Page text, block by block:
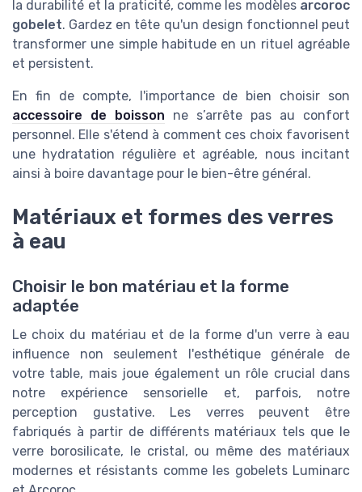
la durabilité et la praticité, comme les modèles arcoroc
gobelet. Gardez en tête qu'un design fonctionnel peut
transformer une simple habitude en un rituel agréable
et persistent.
En fin de compte, l'importance de bien choisir son
accessoire de boisson ne s’arrête pas au confort
personnel. Elle s'étend à comment ces choix favorisent
une hydratation régulière et agréable, nous incitant
ainsi à boire davantage pour le bien-être général.
Matériaux et formes des verres
à eau
Choisir le bon matériau et la forme
adaptée
Le choix du matériau et de la forme d'un verre à eau
influence non seulement l'esthétique générale de
votre table, mais joue également un rôle crucial dans
notre expérience sensorielle et, parfois, notre
perception gustative. Les verres peuvent être
fabriqués à partir de différents matériaux tels que le
verre borosilicate, le cristal, ou même des matériaux
modernes et résistants comme les gobelets Luminarc